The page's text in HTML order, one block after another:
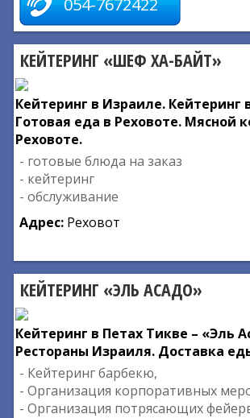
054-7672422
КЕЙТЕРИНГ «ШЕФ ХА-БАЙТ»
Кейтеринг в Израиле. Кейтеринг
Готовая еда в Реховоте. Мясной
Реховоте.
- готовые блюда на заказ
- кейтеринг
- обслуживание
Адрес: Реховот
КЕЙТЕРИНГ «ЭЛЬ АСАДО»
Кейтеринг в Петах Тикве – «Эль
Рестораны Израиля. Доставка
- Кейтеринг барбекю,
- Организация корпоративных
- Организация потрясающих